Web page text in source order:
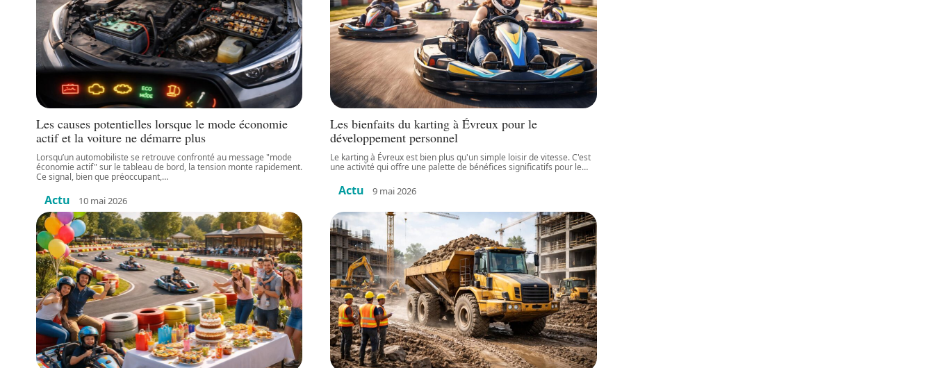
Les causes potentielles lorsque le mode économie
actif et la voiture ne démarre plus
Lorsqu’un automobiliste se retrouve confronté au message "mode
économie actif" sur le tableau de bord, la tension monte rapidement.
Ce signal, bien que préoccupant,…
Actu 10 mai 2026
Les bienfaits du karting à Évreux pour le
développement personnel
Le karting à Évreux est bien plus qu'un simple loisir de vitesse. C'est
une activité qui offre une palette de bénéfices significatifs pour le…
Actu 9 mai 2026